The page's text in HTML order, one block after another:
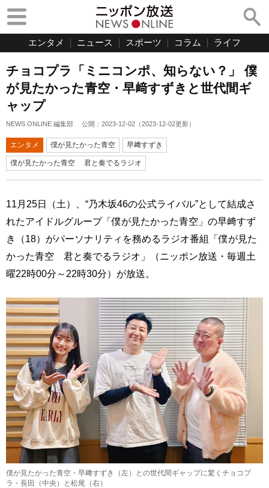
エンタメ ニュース スポーツ コラム ライフ
チョコプラ「ミニコンポ、知らない？」 僕
が見たかった青空・早﨑すずきと世代間ギ
ャップ
NEWS ONLINE 編集部 公開： 2023-12-02 （2023-12-02更新）
エンタメ 僕が見たかった青空 早﨑すずき
僕が見たかった青空 君と奏でるラジオ
11月25日（土）、“乃木坂46の公式ライバル”として結成さ
れたアイドルグループ「僕が見たかった青空」の早﨑すず
き（18）がパーソナリティを務めるラジオ番組「僕が見た
かった青空 君と奏でるラジオ」（ニッポン放送・毎週土
曜22時00分～22時30分）が放送。
僕が見たかった青空・早﨑すずき（左）との世代間ギャップに驚くチョコプ
ラ・長田（中央）と松尾（右）